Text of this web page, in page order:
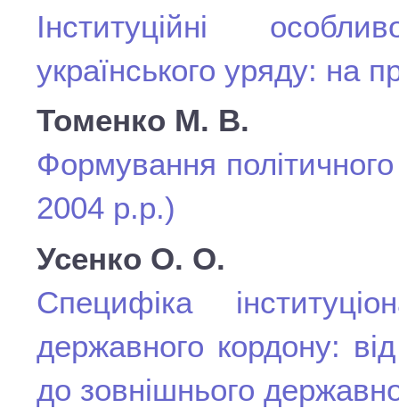
Інституційні
українського уряду: на
Томенко М. В.
Формування
2004 р.р.)
Усенко О. О.
Специфіка
державного кордону:
до зовнішнього